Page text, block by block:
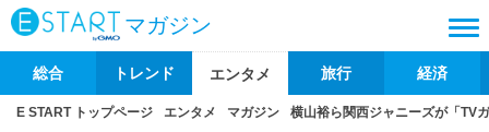
マガジン
総合 トレンド エンタメ 旅行 経済
E START トップページ エンタメ マガジン 横山裕ら関西ジャニーズが「TV